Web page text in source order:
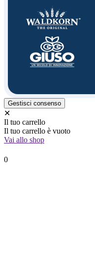
Gestisci consenso
✕
Il tuo carrello
Il tuo carrello è vuoto
Vai allo shop
0